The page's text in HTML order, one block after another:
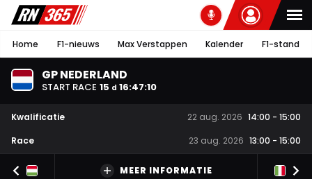
Home F1-nieuws Max Verstappen Kalender F1-stand
GP NEDERLAND
START RACE 15 d 16:47:10
Kwalificatie 22 aug. 2026 14:00 - 15:00
Race
23 aug. 2026 13:00 - 15:00
MEER INFORMATIE